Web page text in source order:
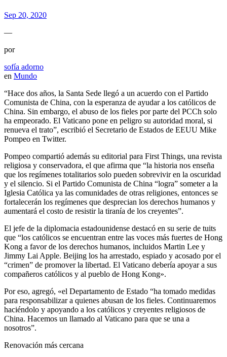
Sep 20, 2020
—
por
sofía adorno
en Mundo
“Hace dos años, la Santa Sede llegó a un acuerdo con el Partido
Comunista de China, con la esperanza de ayudar a los católicos de
China. Sin embargo, el abuso de los fieles por parte del PCCh solo
ha empeorado. El Vaticano pone en peligro su autoridad moral, si
renueva el trato”, escribió el Secretario de Estados de EEUU Mike
Pompeo en Twitter.
Pompeo compartió además su editorial para First Things, una revista
religiosa y conservadora, el que afirma que “la historia nos enseña
que los regímenes totalitarios solo pueden sobrevivir en la oscuridad
y el silencio. Si el Partido Comunista de China “logra” someter a la
Iglesia Católica ya las comunidades de otras religiones, entonces se
fortalecerán los regímenes que desprecian los derechos humanos y
aumentará el costo de resistir la tiranía de los creyentes”.
El jefe de la diplomacia estadounidense destacó en su serie de tuits
que “los católicos se encuentran entre las voces más fuertes de Hong
Kong a favor de los derechos humanos, incluidos Martin Lee y
Jimmy Lai Apple. Beijing los ha arrestado, espiado y acosado por el
“crimen” de promover la libertad. El Vaticano debería apoyar a sus
compañeros católicos y al pueblo de Hong Kong».
Por eso, agregó, «el Departamento de Estado “ha tomado medidas
para responsabilizar a quienes abusan de los fieles. Continuaremos
haciéndolo y apoyando a los católicos y creyentes religiosos de
China. Hacemos un llamado al Vaticano para que se una a
nosotros”.
Renovación más cercana